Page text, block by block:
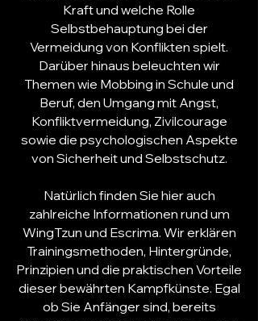
Kraft und welche Rolle
Selbstbehauptung bei der
Vermeidung von Konflikten spielt.
Darüber hinaus beleuchten wir
Themen wie Mobbing in Schule und
Beruf, den Umgang mit Angst,
Konfliktvermeidung, Zivilcourage
sowie die psychologischen Aspekte
von Sicherheit und Selbstschutz.
Natürlich finden Sie hier auch
zahlreiche Informationen rund um
WingTzun und Escrima. Wir erklären
Trainingsmethoden, Hintergründe,
Prinzipien und die praktischen Vorteile
dieser bewährten Kampfkünste. Egal
ob Sie Anfänger sind, bereits